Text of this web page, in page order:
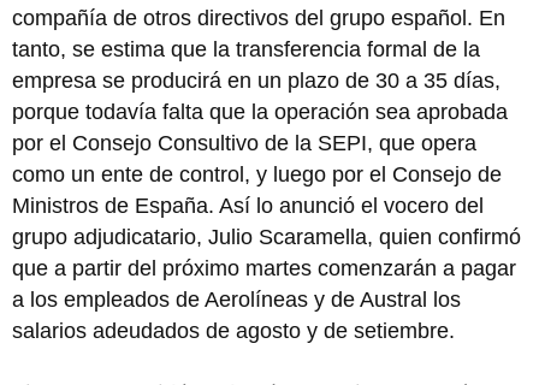
compañía de otros directivos del grupo español. En
tanto, se estima que la transferencia formal de la
empresa se producirá en un plazo de 30 a 35 días,
porque todavía falta que la operación sea aprobada
por el Consejo Consultivo de la SEPI, que opera
como un ente de control, y luego por el Consejo de
Ministros de España. Así lo anunció el vocero del
grupo adjudicatario, Julio Scaramella, quien confirmó
que a partir del próximo martes comenzarán a pagar
a los empleados de Aerolíneas y de Austral los
salarios adeudados de agosto y de setiembre.